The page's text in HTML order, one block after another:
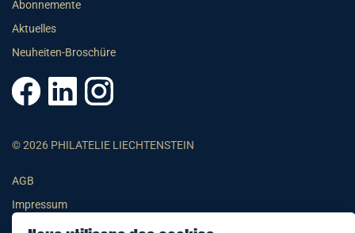
Abonnemente
Aktuelles
Neuheiten-Broschüre
© 2026 PHILATELIE LIECHTENSTEIN
AGB
Impressum
Datenschutzerklärung